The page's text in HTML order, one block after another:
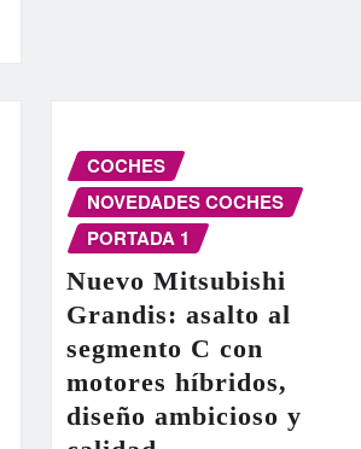
COCHES
NOVEDADES COCHES
PORTADA 1
Nuevo Mitsubishi
Grandis: asalto al
segmento C con
motores híbridos,
diseño ambicioso y